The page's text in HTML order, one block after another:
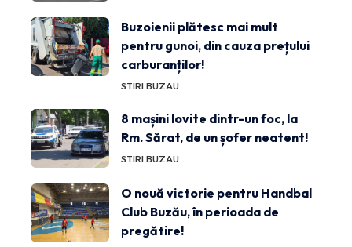
Buzoienii plătesc mai mult
pentru gunoi, din cauza prețului
carburanților!
STIRI BUZAU
8 mașini lovite dintr-un foc, la
Rm. Sărat, de un șofer neatent!
STIRI BUZAU
O nouă victorie pentru Handbal
Club Buzău, în perioada de
pregătire!